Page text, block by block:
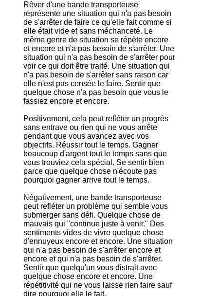
Rêver d'une bande transporteuse
représente une situation qui n'a pas besoin
de s'arrêter de faire ce qu'elle fait comme si
elle était vide et sans méchanceté. Le
même genre de situation se répète encore
et encore et n'a pas besoin de s'arrêter. Une
situation qui n'a pas besoin de s'arrêter pour
voir ce qui doit être traité. Une situation qui
n'a pas besoin de s'arrêter sans raison car
elle n'est pas censée le faire. Sentir que
quelque chose n'a pas besoin que vous le
fassiez encore et encore.
Positivement, cela peut refléter un progrès
sans entrave ou rien qui ne vous arrête
pendant que vous avancez avec vos
objectifs. Réussir tout le temps. Gagner
beaucoup d'argent tout le temps sans que
vous trouviez cela spécial. Se sentir bien
parce que quelque chose n'écoute pas
pourquoi gagner arrive tout le temps.
Négativement, une bande transporteuse
peut refléter un problème qui semble vous
submerger sans défi. Quelque chose de
mauvais qui "continue juste à venir." Des
sentiments vides de vivre quelque chose
d'ennuyeux encore et encore. Une situation
qui n'a pas besoin de s'arrêter encore et
encore et qui n'a pas besoin de s'arrêter.
Sentir que quelqu'un vous distrait avec
quelque chose encore et encore. Une
répétitivité qui ne vous laisse rien faire sauf
dire pourquoi elle le fait.